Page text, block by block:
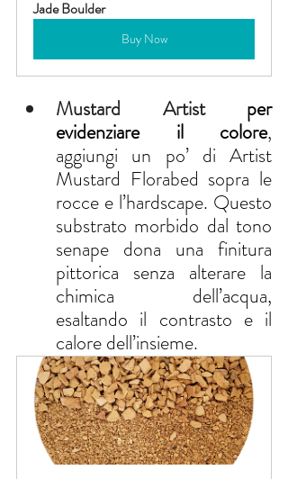
Jade Boulder
Buy Now
Mustard Artist per
evidenziare il colore,
aggiungi un po’ di Artist
Mustard Florabed sopra le
rocce e l’hardscape. Questo
substrato morbido dal tono
senape dona una finitura
pittorica senza alterare la
chimica dell’acqua,
esaltando il contrasto e il
calore dell’insieme.